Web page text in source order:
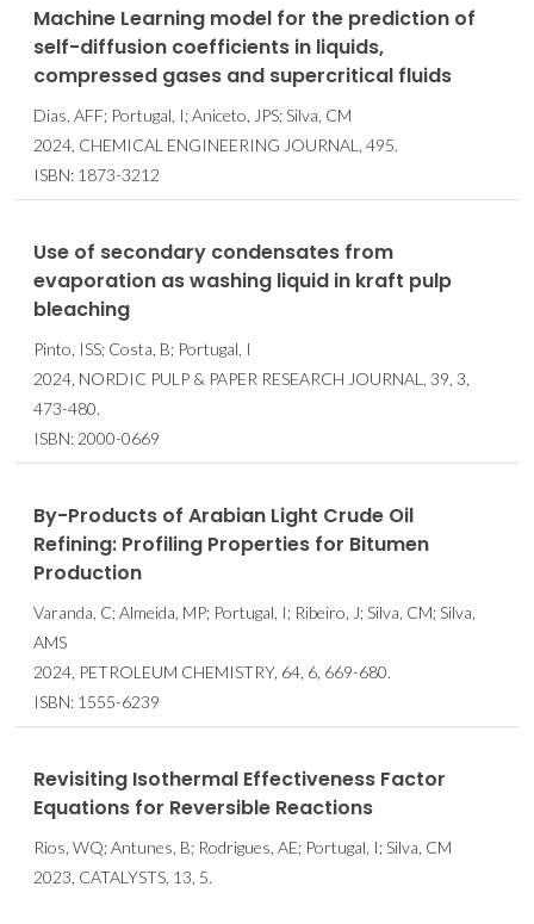
Machine Learning model for the prediction of
self-diffusion coefficients in liquids,
compressed gases and supercritical fluids
Dias, AFF; Portugal, I; Aniceto, JPS; Silva, CM
2024, CHEMICAL ENGINEERING JOURNAL, 495.
ISBN: 1873-3212
Use of secondary condensates from
evaporation as washing liquid in kraft pulp
bleaching
Pinto, ISS; Costa, B; Portugal, I
2024, NORDIC PULP & PAPER RESEARCH JOURNAL, 39, 3,
473-480.
ISBN: 2000-0669
By-Products of Arabian Light Crude Oil
Refining: Profiling Properties for Bitumen
Production
Varanda, C; Almeida, MP; Portugal, I; Ribeiro, J; Silva, CM; Silva,
AMS
2024, PETROLEUM CHEMISTRY, 64, 6, 669-680.
ISBN: 1555-6239
Revisiting Isothermal Effectiveness Factor
Equations for Reversible Reactions
Rios, WQ; Antunes, B; Rodrigues, AE; Portugal, I; Silva, CM
2023, CATALYSTS, 13, 5.